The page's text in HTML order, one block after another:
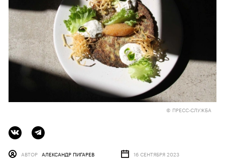
© ПРЕСС-СЛУЖБА
АВТОР АЛЕКСАНДР ПИГАРЕВ 16 СЕНТЯБРЯ 2023